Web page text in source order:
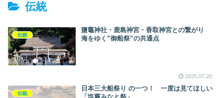
伝統
伝統
鹽竈神社・鹿島神宮・香取神宮との繋がり
海をゆく”御船祭”の共通点
2025.07.20
伝統
日本三大船祭り の一つ！ 一度は見てほしい